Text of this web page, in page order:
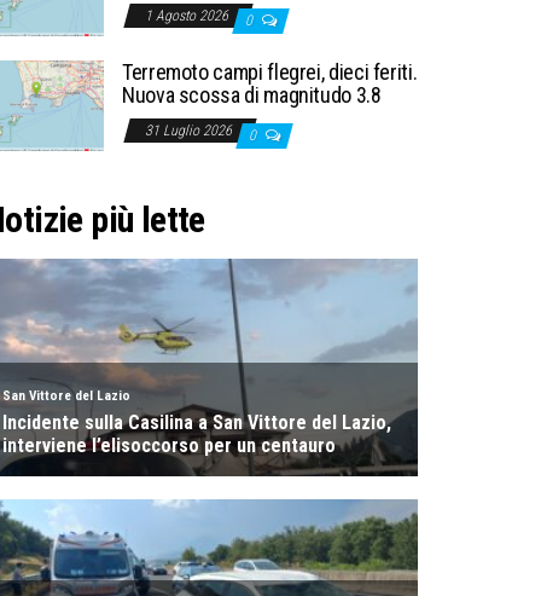
1 Agosto 2026 0
Terremoto campi flegrei, dieci feriti.
Nuova scossa di magnitudo 3.8
31 Luglio 2026 0
più lette